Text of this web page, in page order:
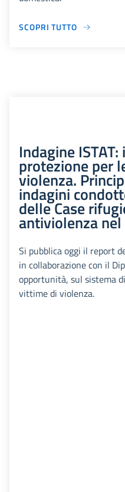
SCOPRI TUTTO
Indagine
protezione per
violenza.
indagini
delle Case
antiviolenza
Si pubblica oggi il report
in collaborazione con il
opportunità, sul sistema
vittime di violenza.